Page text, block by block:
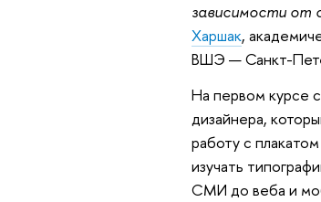
зависимости от
Харшак,
ВШЭ — Санкт-
На первом курсе
дизайнера,
работу с
изучать
СМИ до веба и